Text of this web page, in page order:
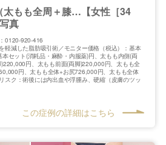
太もも全周＋膝…【女性［34
真
0120-920-416
軽減した脂肪吸引術／モニター価格（税込）：基本
セット(消耗品・麻酔・内服薬)円、太もも内側(両
円、太もも前面(両脚)220,000円、太もも全
円、太もも全体+お尻726,000円、太もも全体
スク：術後には内出血や浮腫み、硬縮（皮膚のツッ
この症例の詳細はこちら